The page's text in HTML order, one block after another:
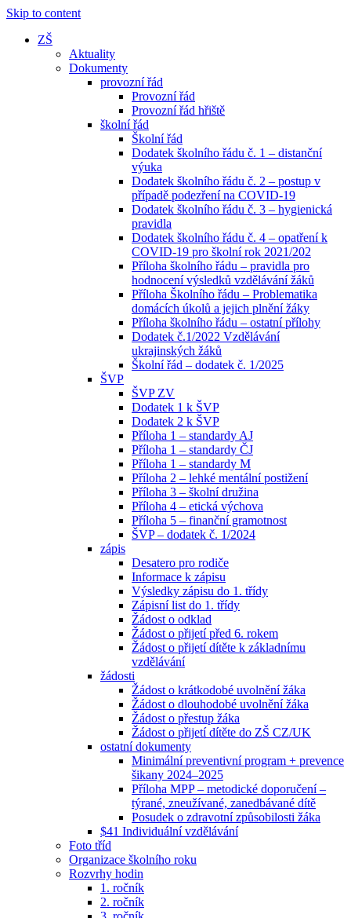
Skip to content
ZŠ
Aktuality
Dokumenty
provozní řád
Provozní řád
Provozní řád hřiště
školní řád
Školní řád
Dodatek školního řádu č. 1 – distanční
výuka
Dodatek školního řádu č. 2 – postup v
případě podezření na COVID-19
Dodatek školního řádu č. 3 – hygienická
pravidla
Dodatek školního řádu č. 4 – opatření k
COVID-19 pro školní rok 2021/202
Příloha školního řádu – pravidla pro
hodnocení výsledků vzdělávání žáků
Příloha Školního řádu – Problematika
domácích úkolů a jejich plnění žáky
Příloha školního řádu – ostatní přílohy
Dodatek č.1/2022 Vzdělávání
ukrajinských žáků
Školní řád – dodatek č. 1/2025
ŠVP
ŠVP ZV
Dodatek 1 k ŠVP
Dodatek 2 k ŠVP
Příloha 1 – standardy AJ
Příloha 1 – standardy ČJ
Příloha 1 – standardy M
Příloha 2 – lehké mentální postižení
Příloha 3 – školní družina
Příloha 4 – etická výchova
Příloha 5 – finanční gramotnost
ŠVP – dodatek č. 1/2024
zápis
Desatero pro rodiče
Informace k zápisu
Výsledky zápisu do 1. třídy
Zápisní list do 1. třídy
Žádost o odklad
Žádost o přijetí před 6. rokem
Žádost o přijetí dítěte k základnímu
vzdělávání
žádosti
Žádost o krátkodobé uvolnění žáka
Žádost o dlouhodobé uvolnění žáka
Žádost o přestup žáka
Žádost o přijetí dítěte do ZŠ CZ/UK
ostatní dokumenty
Minimální preventivní program + prevence
šikany 2024–2025
Příloha MPP – metodické doporučení –
týrané, zneužívané, zanedbávané dítě
Posudek o zdravotní způsobilosti žáka
$41 Individuální vzdělávání
Foto tříd
Organizace školního roku
Rozvrhy hodin
1. ročník
2. ročník